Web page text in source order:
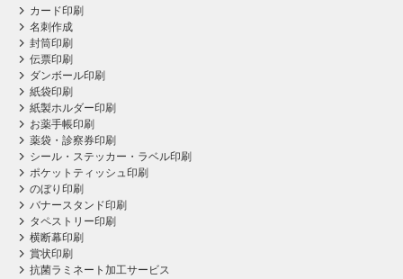
カード印刷
名刺作成
封筒印刷
伝票印刷
ダンボール印刷
紙袋印刷
紙製ホルダー印刷
お薬手帳印刷
薬袋・診察券印刷
シール・ステッカー・ラベル印刷
ポケットティッシュ印刷
のぼり印刷
バナースタンド印刷
タペストリー印刷
横断幕印刷
賞状印刷
抗菌ラミネート加工サービス